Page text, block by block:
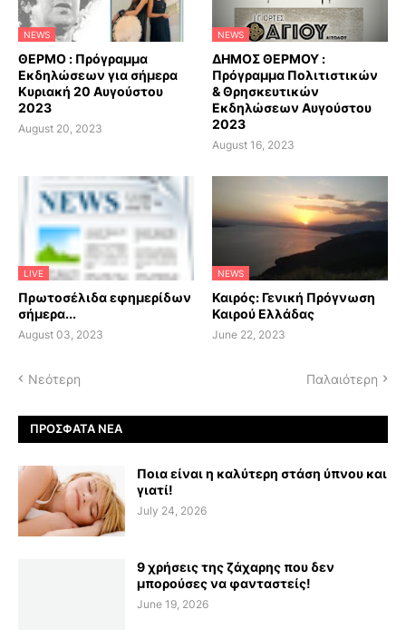
NEWS
ΘΕΡΜΟ : Πρόγραμμα
Εκδηλώσεων για σήμερα
Κυριακή 20 Αυγούστου
2023
August 20, 2023
NEWS
ΔΗΜΟΣ ΘΕΡΜΟΥ :
Πρόγραμμα Πολιτιστικών
& Θρησκευτικών
Εκδηλώσεων Αυγούστου
2023
August 16, 2023
LIVE
Πρωτοσέλιδα εφημερίδων
σήμερα...
August 03, 2023
NEWS
Καιρός: Γενική Πρόγνωση
Καιρού Ελλάδας
June 22, 2023
Νεότερη Παλαιότερη
ΠΡΌΣΦΑΤΑ ΝΈΑ
Ποια είναι η καλύτερη στάση ύπνου και
γιατί!
July 24, 2026
9 χρήσεις της ζάχαρης που δεν
μπορούσες να φανταστείς!
June 19, 2026